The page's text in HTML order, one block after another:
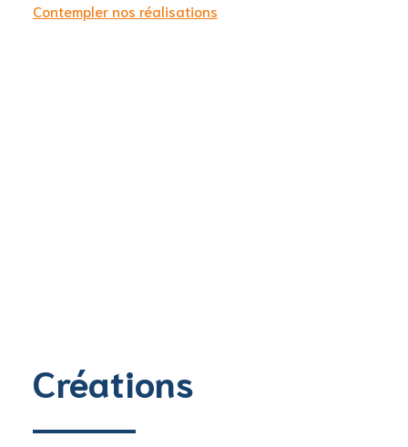
Contempler nos réalisations
Créations